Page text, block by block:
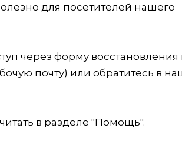
для посетителей нашего
через форму восстановления
почту) или обратитесь в
в разделе "Помощь".